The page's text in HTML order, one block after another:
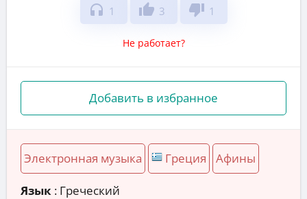
headphones 1 thumb_up 3 thumb_down 1
Не работает?
Добавить в избранное
Электронная музыка Греция Афины
Язык : Греческий